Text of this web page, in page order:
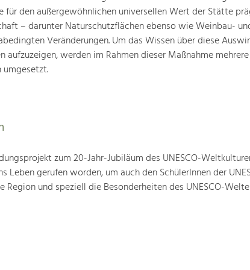
für den außergewöhnlichen universellen Wert der Stätte
– darunter Naturschutzflächen ebenso wie Weinbau-
Veränderungen. Um das Wissen über diese
werden im Rahmen dieser Maßnahme mehrere
zum 20-Jahr-Jubiläum des UNESCO-
gerufen worden, um auch den SchülerInnen der
und speziell die Besonderheiten des UNESCO-